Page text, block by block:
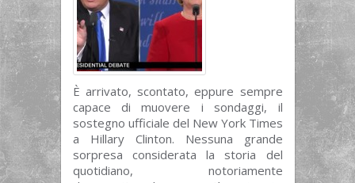
È arrivato, scontato, eppure sempre
capace di muovere i sondaggi, il
sostegno ufficiale del New York Times
a Hillary Clinton. Nessuna grande
sorpresa considerata la storia del
quotidiano, notoriamente